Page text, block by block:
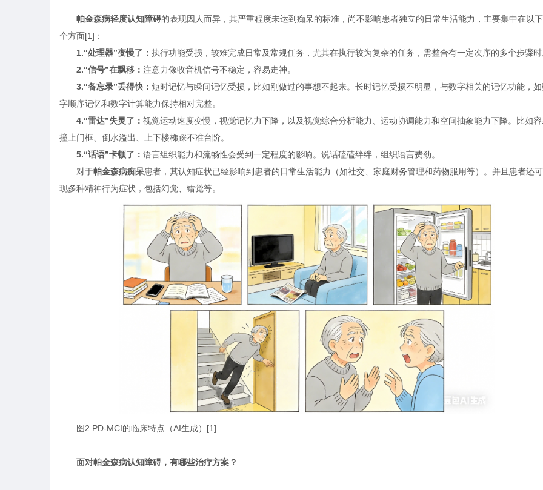
帕金森病轻度认知障碍的表现因人而异，其严重程度未达到痴呆的标准，尚不影响患者独立的日常生活能力，主要集中在以
个方面[1]：
1.“处理器”变慢了： 执行功能受损，较难完成日常及常规任务，尤其在执行较为复杂的任务，需整合有一定次序的多个步骤
2.“信号”在飘移： 注意力像收音机信号不稳定，容易走神。
3.“备忘录”丢得快： 短时记忆与瞬间记忆受损，比如刚做过的事想不起来。长时记忆受损不明显，与数字相关的记忆功能，
字顺序记忆和数字计算能力保持相对完整。
4.“雷达”失灵了： 视觉运动速度变慢，视觉记忆力下降，以及视觉综合分析能力、运动协调能力和空间抽象能力下降。比如
撞上门框、倒水溢出、上下楼梯踩不准台阶。
5.“话语”卡顿了： 语言组织能力和流畅性会受到一定程度的影响。说话磕磕绊绊，组织语言费劲。
对于帕金森病痴呆患者，其认知症状已经影响到患者的日常生活能力（如社交、家庭财务管理和药物服用等）。并且患者还
现多种精神行为症状，包括幻觉、错觉等。
图2.PD-MCI的临床特点（AI生成）[1]
面对帕金森病认知障碍，有哪些治疗方案？